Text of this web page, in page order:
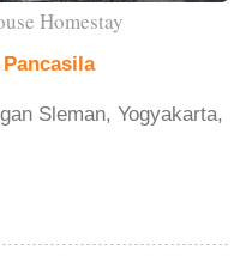
Homestay
Sleman, Yogyakarta,